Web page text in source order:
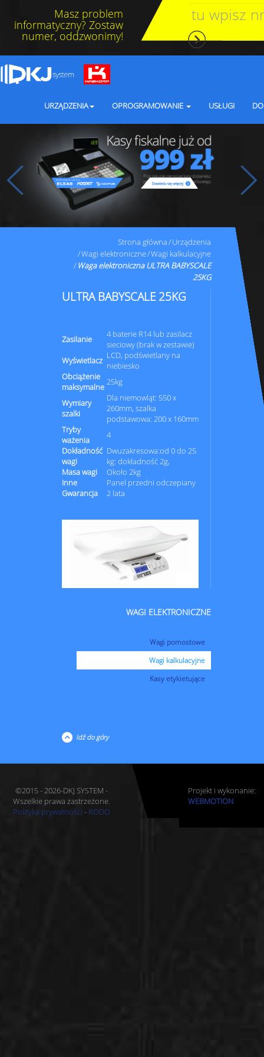
Masz problem
informatyczny? Zostaw
numer, oddzwonimy!
URZĄDZENIA OPROGRAMOWANIE USŁUGI
Strona główna Urządzenia
Wagi elektroniczne Wagi kalkulacyjne
Waga elektroniczna ULTRA BABYSCALE
25KG
ULTRA BABYSCALE 25KG
Zasilanie
4 baterie R14 lub zasilacz
sieciowy (brak w zestawie)
Wyświetlacz LCD, podświetlany na
niebiesko
Obciążenie
maksymalne 25kg
Wymiary
szalki
Dla niemowląt: 550 x
260mm, szalka
podstawowa: 200 x 160mm
Tryby
ważenia
4
Dokładność
wagi
Dwuzakresowa:od 0 do 25
kg: dokładność 2g,
Masa wagi
Około 2kg
Inne
Panel przedni odczepiany
Gwarancja
2 lata
WAGI ELEKTRONICZNE
Wagi pomostowe
Wagi kalkulacyjne
Kasy etykietujące
Idź do góry
©2015 - 2026-DKJ SYSTEM -
Wszelkie prawa zastrzeżone.
Polityka prywatności - RODO
Projekt i wykonanie:
WEBMOTION